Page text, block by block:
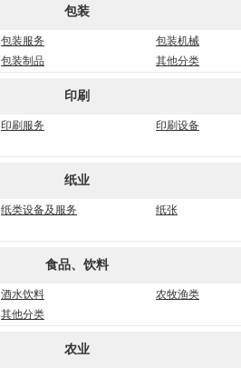
包装
包装服务
包装机械
包装制品 其他分类
印刷
印刷服务
印刷设备
纸业
纸类设备及服务
纸张
食品、饮料
酒水饮料
农牧渔类
其他分类
农业